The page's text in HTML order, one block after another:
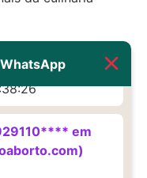
acolhedora e em
qualidade de vida
Cambé, Paraná?
em